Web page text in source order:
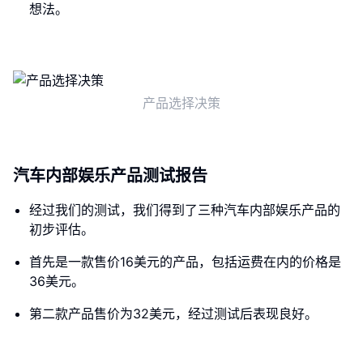
想法。
产品选择决策
汽车内部娱乐产品测试报告
经过我们的测试，我们得到了三种汽车内部娱乐产品的
初步评估。
首先是一款售价16美元的产品，包括运费在内的价格是
36美元。
第二款产品售价为32美元，经过测试后表现良好。